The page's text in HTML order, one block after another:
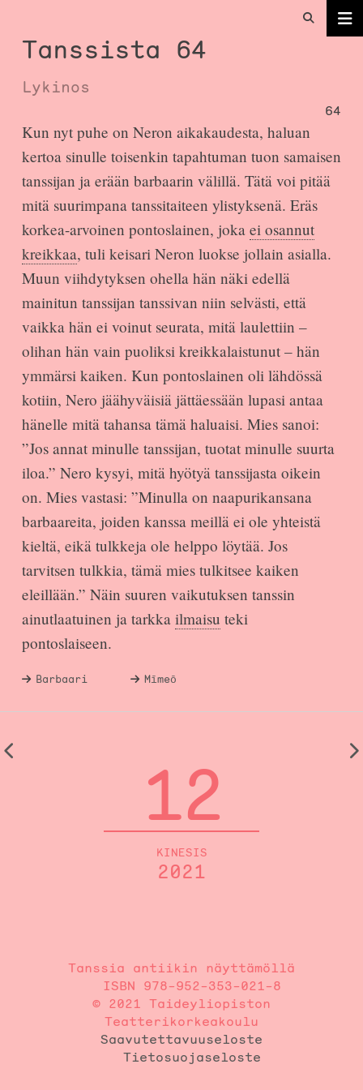
Tanssista 64
Lykinos
64
Kun nyt puhe on Neron aikakaudesta, haluan
kertoa sinulle toisenkin tapahtuman tuon samaisen
tanssijan ja erään barbaarin välillä. Tätä voi pitää
mitä suurimpana tanssitaiteen ylistyksenä. Eräs
korkea-arvoinen pontoslainen, joka ei osannut
kreikkaa, tuli keisari Neron luokse jollain asialla.
Muun viihdytyksen ohella hän näki edellä
mainitun tanssijan tanssivan niin selvästi, että
vaikka hän ei voinut seurata, mitä laulettiin –
olihan hän vain puoliksi kreikkalaistunut – hän
ymmärsi kaiken. Kun pontoslainen oli lähdössä
kotiin, Nero jäähyväisiä jättäessään lupasi antaa
hänelle mitä tahansa tämä haluaisi. Mies sanoi:
”Jos annat minulle tanssijan, tuotat minulle suurta
iloa.” Nero kysyi, mitä hyötyä tanssijasta oikein
on. Mies vastasi: ”Minulla on naapurikansana
barbaareita, joiden kanssa meillä ei ole yhteistä
kieltä, eikä tulkkeja ole helppo löytää. Jos
tarvitsen tulkkia, tämä mies tulkitsee kaiken
eleillään.” Näin suuren vaikutuksen tanssin
ainutlaatuinen ja tarkka ilmaisu teki
pontoslaiseen.
Barbaari Mīmeō
12
KINESIS
2021
Tanssia antiikin näyttämöllä
ISBN 978-952-353-021-8
© 2021 Taideyliopiston
Teatterikorkeakoulu
Saavutettavuuseloste
Tietosuojaseloste